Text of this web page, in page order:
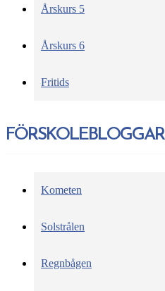
Årskurs 5
Årskurs 6
Fritids
FÖRSKOLEBLOGGAR
Kometen
Solstrålen
Regnbågen